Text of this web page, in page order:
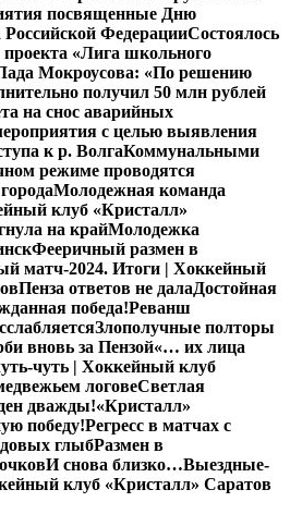
посвященные Дню
Российской ФедерацииСостоялось
проекта «Лига школьного
Мокроусова: «По решению
получил 50 млн рублей
на снос аварийных
с целью выявления
к р. ВолгаКоммунальными
режиме проводятся
Молодежная команда
клуб «Кристалл»
на крайМолодежка
Фееричный размен в
матч-2024. Итоги | Хоккейный
Пенза ответов не далаДостойная
победа!Реванш
Злополучные полторы
вновь за Пензой«… их лица
чуть | Хоккейный клуб
логовеСветлая
дважды!«Кристалл»
победу!Регресс в матчах с
глыбРазмен в
И снова близко…Выездные-
клуб «Кристалл» Саратов